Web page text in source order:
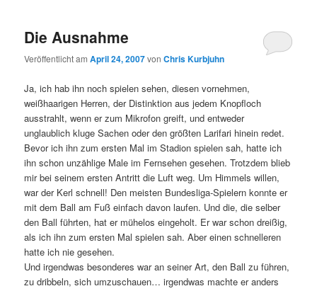
Die Ausnahme
Veröffentlicht amApril 24, 2007vonChris Kurbjuhn
Ja, ich hab ihn noch spielen sehen, diesen vornehmen,
weißhaarigen Herren, der Distinktion aus jedem Knopfloch
ausstrahlt, wenn er zum Mikrofon greift, und entweder
unglaublich kluge Sachen oder den größten Larifari hinein redet.
Bevor ich ihn zum ersten Mal im Stadion spielen sah, hatte ich
ihn schon unzählige Male im Fernsehen gesehen. Trotzdem blieb
mir bei seinem ersten Antritt die Luft weg. Um Himmels willen,
war der Kerl schnell! Den meisten Bundesliga-Spielern konnte er
mit dem Ball am Fuß einfach davon laufen. Und die, die selber
den Ball führten, hat er mühelos eingeholt. Er war schon dreißig,
als ich ihn zum ersten Mal spielen sah. Aber einen schnelleren
hatte ich nie gesehen.
Und irgendwas besonderes war an seiner Art, den Ball zu führen,
zu dribbeln, sich umzuschauen… irgendwas machte er anders